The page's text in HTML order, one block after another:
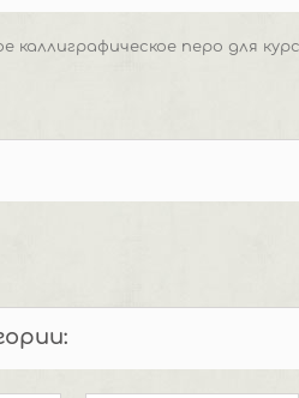
каллиграфическое перо для